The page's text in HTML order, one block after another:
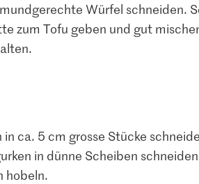
Würfel schneiden.
zum Tofu geben und gut
in ca. 5 cm grosse Stücke
in dünne Scheiben
hobeln.